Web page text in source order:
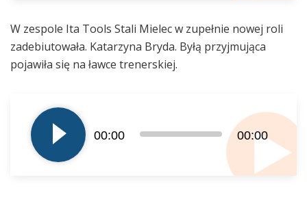
W zespole Ita Tools Stali Mielec w zupełnie nowej roli
zadebiutowała. Katarzyna Bryda. Byłą przyjmująca
pojawiła się na ławce trenerskiej.
plików
dźwiękowych
00:00 00:00